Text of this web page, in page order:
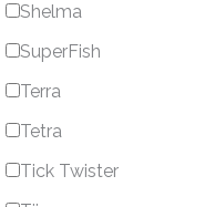
Shelma
SuperFish
Terra
Tetra
Tick Twister